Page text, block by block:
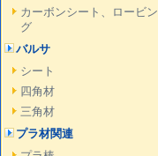
カーボンシート、ロービン
グ
バルサ
シート
四角材
三角材
プラ材関連